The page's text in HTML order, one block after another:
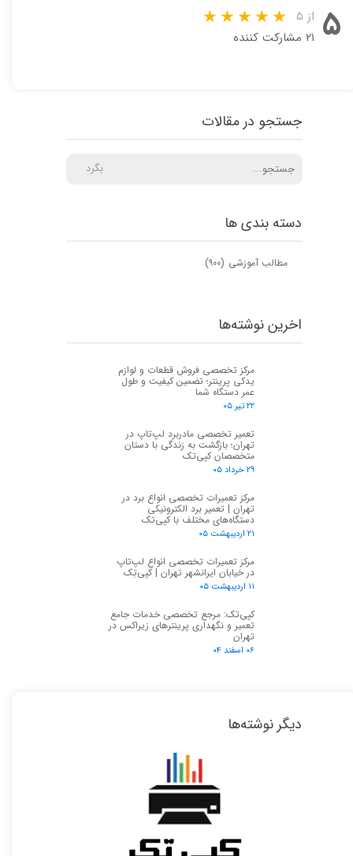
۵ از ۵
۲۱ مشارکت کننده
دسته بندی ها
مطالب آموزشی (۹۰۰)
جستجو در مقالات
بگرد
اخرین نوشته‌ها
مرکز تخصصی فروش قطعات و لوازم
یدکی پرینتر؛ تضمین کیفیت و طول
عمر دستگاه شما
۲۲ تیر ۰۵
تعمیر تخصصی مادربرد لپ‌تاپ در
تهران؛ بازگشت به زندگی با دستان
متخصصان کپی‌تک
۲۹ خرداد ۰۵
مرکز تعمیرات تخصصی انواع برد در
تهران | تعمیر برد الکترونیکی
دستگاه‌های مختلف با کپی‌تک
۲۱ اردیبهشت ۰۵
مرکز تعمیرات تخصصی انواع لپ‌تاپ
در خیابان ایرانشهر تهران | کپی‌تِک
۱۱ اردیبهشت ۰۵
کپی‌تک: مرجع تخصصی خدمات جامع
تعمیر و نگهداری پرینترهای زیراکس در
تهران
۰۶ اسفند ۰۴
دیگر نوشته‌ها